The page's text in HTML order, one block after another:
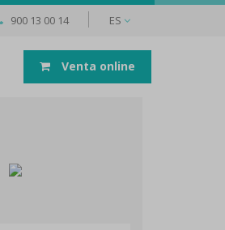
900 13 00 14 ES
Venta online